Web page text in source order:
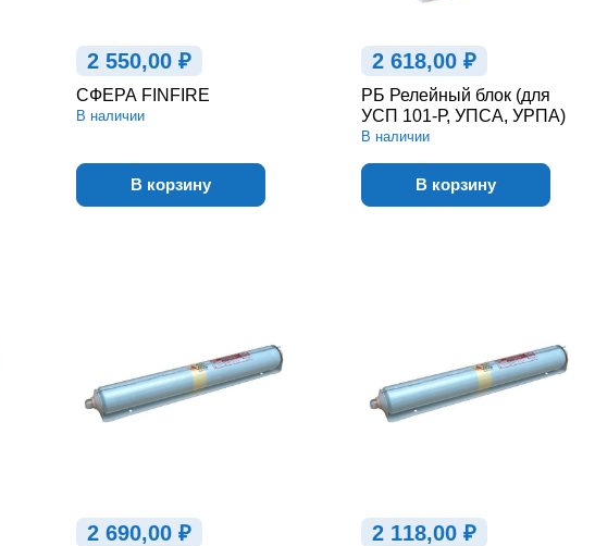
2 550,00 ₽
СФЕРА FINFIRE
В наличии
В корзину
2 618,00 ₽
РБ Релейный блок (для
УСП 101-Р, УПСА, УРПА)
В наличии
В корзину
2 690,00 ₽ 2 118,00 ₽